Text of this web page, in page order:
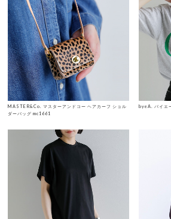
MASTER&Co. マスターアンドコー ヘアカーフ ショル
ダーバッグ mc1661
byeA. バイエ